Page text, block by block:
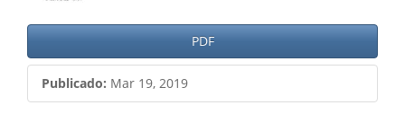
PDF
Publicado: Mar 19, 2019